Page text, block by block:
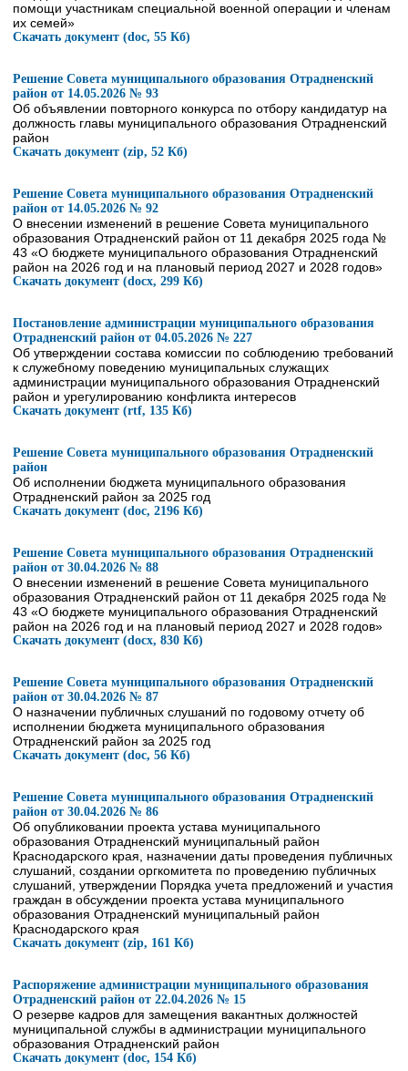
помощи участникам специальной военной операции и членам
их семей»
Скачать документ (doc, 55 Кб)
Решение Совета муниципального образования Отрадненский
район от 14.05.2026 № 93
Об объявлении повторного конкурса по отбору кандидатур на
должность главы муниципального образования Отрадненский
район
Скачать документ (zip, 52 Кб)
Решение Совета муниципального образования Отрадненский
район от 14.05.2026 № 92
О внесении изменений в решение Совета муниципального
образования Отрадненский район от 11 декабря 2025 года №
43 «О бюджете муниципального образования Отрадненский
район на 2026 год и на плановый период 2027 и 2028 годов»
Скачать документ (docx, 299 Кб)
Постановление администрации муниципального образования
Отрадненский район от 04.05.2026 № 227
Об утверждении состава комиссии по соблюдению требований
к служебному поведению муниципальных служащих
администрации муниципального образования Отрадненский
район и урегулированию конфликта интересов
Скачать документ (rtf, 135 Кб)
Решение Совета муниципального образования Отрадненский
район
Об исполнении бюджета муниципального образования
Отрадненский район за 2025 год
Скачать документ (doc, 2196 Кб)
Решение Совета муниципального образования Отрадненский
район от 30.04.2026 № 88
О внесении изменений в решение Совета муниципального
образования Отрадненский район от 11 декабря 2025 года №
43 «О бюджете муниципального образования Отрадненский
район на 2026 год и на плановый период 2027 и 2028 годов»
Скачать документ (docx, 830 Кб)
Решение Совета муниципального образования Отрадненский
район от 30.04.2026 № 87
О назначении публичных слушаний по годовому отчету об
исполнении бюджета муниципального образования
Отрадненский район за 2025 год
Скачать документ (doc, 56 Кб)
Решение Совета муниципального образования Отрадненский
район от 30.04.2026 № 86
Об опубликовании проекта устава муниципального
образования Отрадненский муниципальный район
Краснодарского края, назначении даты проведения публичных
слушаний, создании оргкомитета по проведению публичных
слушаний, утверждении Порядка учета предложений и участия
граждан в обсуждении проекта устава муниципального
образования Отрадненский муниципальный район
Краснодарского края
Скачать документ (zip, 161 Кб)
Распоряжение администрации муниципального образования
Отрадненский район от 22.04.2026 № 15
О резерве кадров для замещения вакантных должностей
муниципальной службы в администрации муниципального
образования Отрадненский район
Скачать документ (doc, 154 Кб)